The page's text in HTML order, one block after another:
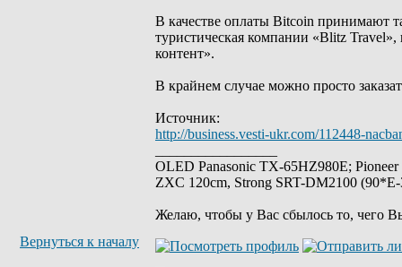
В качестве оплаты Bitcoin принимают
туристическая компании «Blitz
контент».
В крайнем случае можно просто
Источник:
http://business.vesti-ukr.com/112448-
OLED Panasonic TX-65HZ980E;
ZXC 120cm, Strong SRT-DM2100
Желаю, чтобы у Вас сбылось то, чего
Вернуться к началу